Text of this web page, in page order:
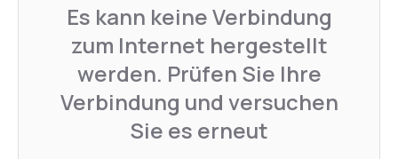
Es kann keine Verbindung
zum Internet hergestellt
werden. Prüfen Sie Ihre
Verbindung und versuchen
Sie es erneut